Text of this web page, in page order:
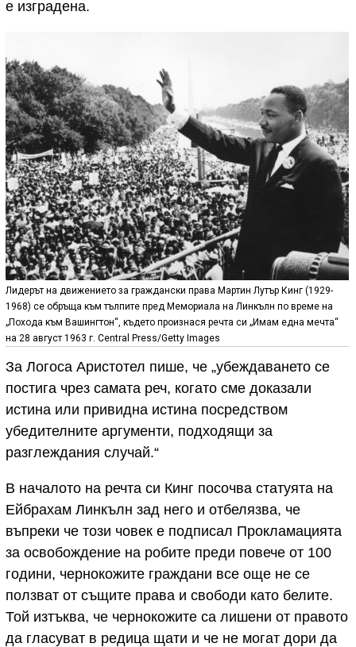
е изградена.
Лидерът на движението за граждански права Мартин Лутър Кинг (1929-
1968) се обръща към тълпите пред Мемориала на Линкълн по време на
„Похода към Вашингтон“, където произнася речта си „Имам една мечта“
на 28 август 1963 г. Central Press/Getty Images
За Логоса Аристотел пише, че „убеждаването се
постига чрез самата реч, когато сме доказали
истина или привидна истина посредством
убедителните аргументи, подходящи за
разглеждания случай.“
В началото на речта си Кинг посочва статуята на
Ейбрахам Линкълн зад него и отбелязва, че
въпреки че този човек е подписал Прокламацията
за освобождение на робите преди повече от 100
години, чернокожите граждани все още не се
ползват от същите права и свободи като белите.
Той изтъква, че чернокожите са лишени от правото
да гласуват в редица щати и че не могат дори да